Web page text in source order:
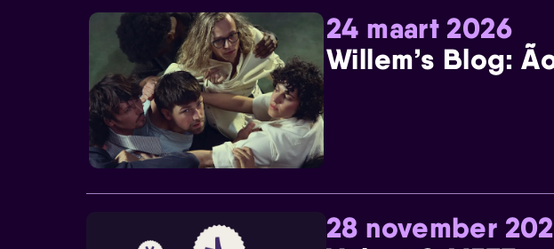
24 maart 2026
Willem’s Blog:
28 november